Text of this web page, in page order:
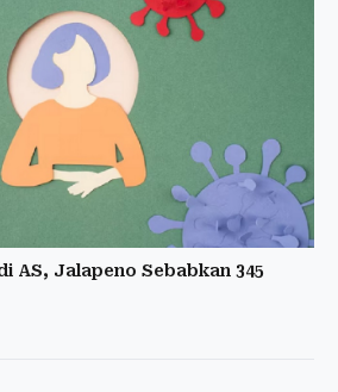
AS, Jalapeno Sebabkan 345